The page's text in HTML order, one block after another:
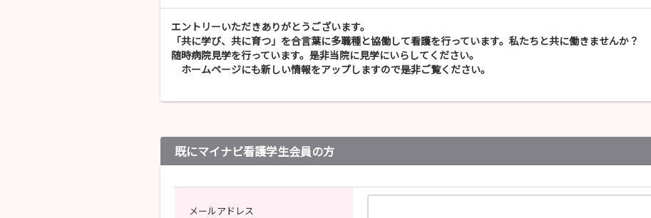
エントリーいただきありがとうございます。
「共に学び、共に育つ」を合言葉に多職種と協働して看護を行っています。私たちと共に働きませんか？
随時病院見学を行っています。是非当院に見学にいらしてください。
ホームページにも新しい情報をアップしますので是非ご覧ください。
既にマイナビ看護学生会員の方
メールアドレス